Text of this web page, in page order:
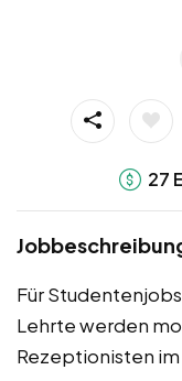
27
Für
Lehrte werden
Rezeptionisten